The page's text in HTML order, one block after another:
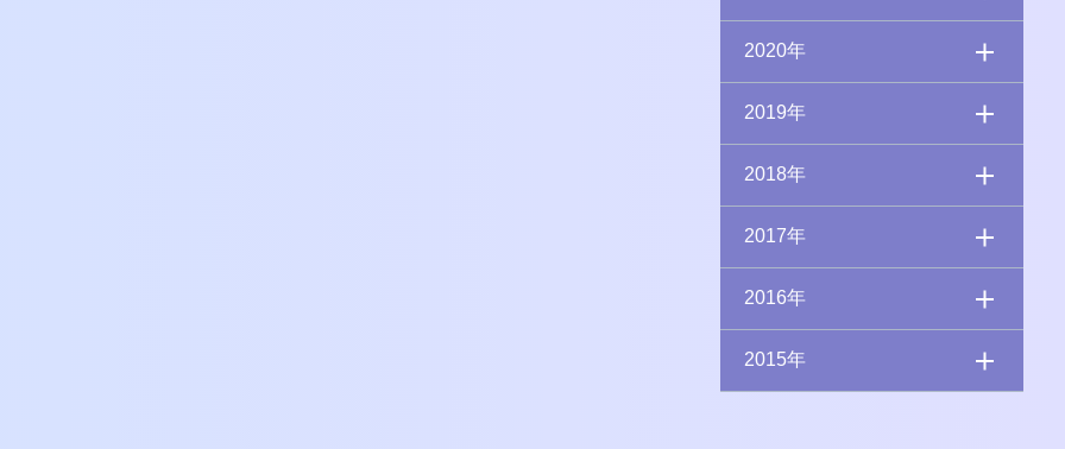
2020年
2019年
2018年
2017年
2016年
2015年